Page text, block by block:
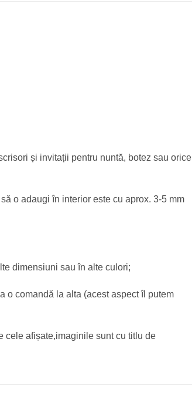
și invitații pentru nuntă, botez sau orice
o adaugi în interior este cu aprox. 3-5 mm
dimensiuni sau în alte culori;
o comandă la alta (acest aspect îl putem
cele afișate,imaginile sunt cu titlu de